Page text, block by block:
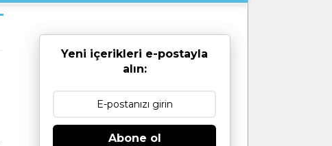
Yeni içerikleri e-postayla
alın:
Abone ol